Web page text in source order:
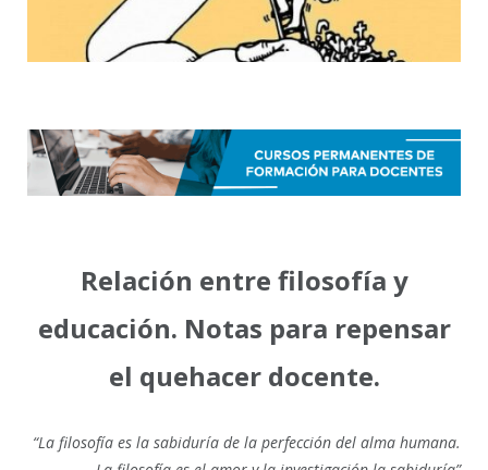
Relación entre filosofía y
educación. Notas para repensar
el quehacer docente.
“La filosofía es la sabiduría de la perfección del alma humana.